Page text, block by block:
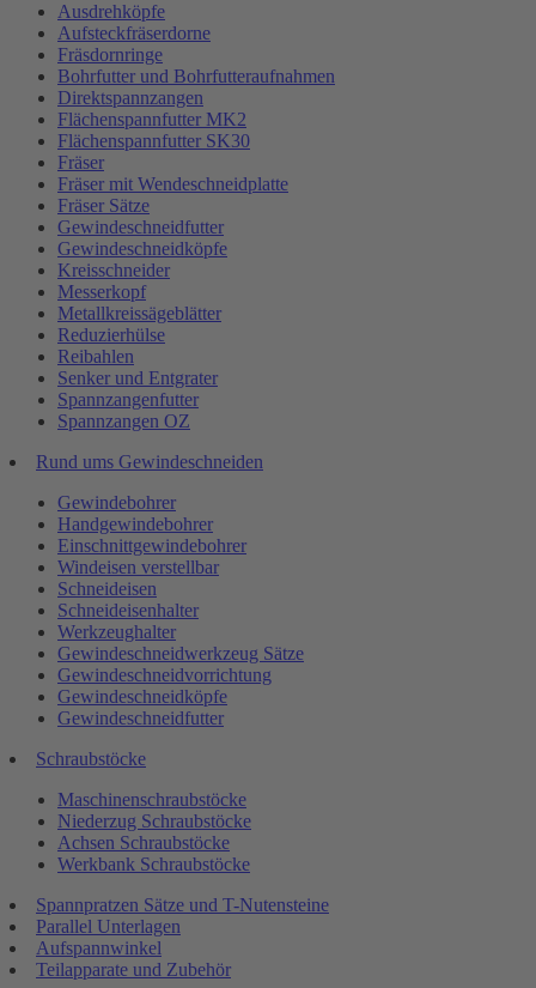
Ausdrehköpfe
Aufsteckfräserdorne
Fräsdornringe
Bohrfutter und Bohrfutteraufnahmen
Direktspannzangen
Flächenspannfutter MK2
Flächenspannfutter SK30
Fräser
Fräser mit Wendeschneidplatte
Fräser Sätze
Gewindeschneidfutter
Gewindeschneidköpfe
Kreisschneider
Messerkopf
Metallkreissägeblätter
Reduzierhülse
Reibahlen
Senker und Entgrater
Spannzangenfutter
Spannzangen OZ
Rund ums Gewindeschneiden
Gewindebohrer
Handgewindebohrer
Einschnittgewindebohrer
Windeisen verstellbar
Schneideisen
Schneideisenhalter
Werkzeughalter
Gewindeschneidwerkzeug Sätze
Gewindeschneidvorrichtung
Gewindeschneidköpfe
Gewindeschneidfutter
Schraubstöcke
Maschinenschraubstöcke
Niederzug Schraubstöcke
Achsen Schraubstöcke
Werkbank Schraubstöcke
Spannpratzen Sätze und T-Nutensteine
Parallel Unterlagen
Aufspannwinkel
Teilapparate und Zubehör